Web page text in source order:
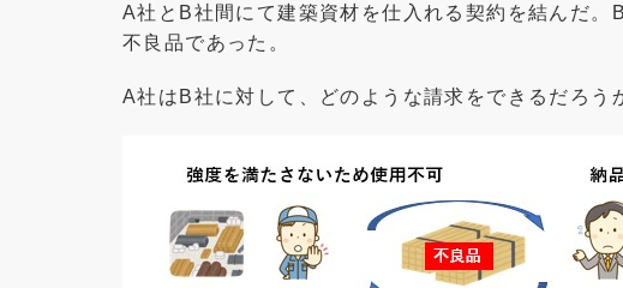
A社とB社間にて建築資材を仕入れる契約を結んだ
不良品であった。
A社はB社に対して、どのような請求をできるだろう